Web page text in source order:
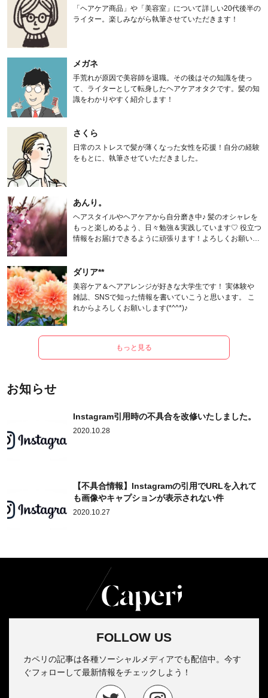
「ヘアケア商品」や「美容室」について詳しい20代後半の
ライター。楽しみながら執筆させていただきます！
メガネ
手荒れが原因で美容師を退職。その後はその知識を使っ
て、ライターとして転身したヘアケアオタクです。髪の知
識をわかりやすく紹介します！
さくら
日常のストレスで髪が薄くなった女性を応援！自分の経験
をもとに、執筆させていただきました。
あんり。
ヘアスタイルやヘアケアから自分磨き中♪ 髪のオシャレを
もっと楽しめるよう、日々勉強＆実践しています♡ 役立つ
情報をお届けできるように頑張ります！よろしくお願いし
ダリア**
美容ケア＆ヘアアレンジが好きな大学生です！ 実体験や
雑誌、SNSで知った情報を書いていこうと思います。 こ
れからよろしくお願いします(*^^*)♪
もっと見る
お知らせ
Instagram引用時の不具合を改修いたしました。
2020.10.28
【不具合情報】Instagramの引用でURLを入れて
も画像やキャプションが表示されない件
2020.10.27
FOLLOW US
カペリの記事は各種ソーシャルメディアでも配信中。今す
ぐフォローして最新情報をチェックしよう！